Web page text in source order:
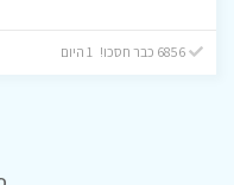
6856 כבר חסכו! 1 היום